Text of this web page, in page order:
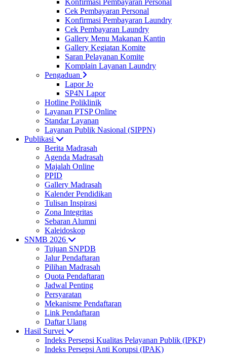
Konfirmasi Pembayaran Personal
Cek Pembayaran Personal
Konfirmasi Pembayaran Laundry
Cek Pembayaran Laundry
Gallery Menu Makanan Kantin
Gallery Kegiatan Komite
Saran Pelayanan Komite
Komplain Layanan Laundry
Pengaduan
Lapor Jo
SP4N Lapor
Hotline Poliklinik
Layanan PTSP Online
Standar Layanan
Layanan Publik Nasional (SIPPN)
Publikasi
Berita Madrasah
Agenda Madrasah
Majalah Online
PPID
Gallery Madrasah
Kalender Pendidikan
Tulisan Inspirasi
Zona Integritas
Sebaran Alumni
Kaleidoskop
SNMB 2026
Tujuan SNPDB
Jalur Pendaftaran
Pilihan Madrasah
Quota Pendaftaran
Jadwal Penting
Persyaratan
Mekanisme Pendaftaran
Link Pendaftaran
Daftar Ulang
Hasil Survei
Indeks Persepsi Kualitas Pelayanan Publik (IPKP)
Indeks Persepsi Anti Korupsi (IPAK)